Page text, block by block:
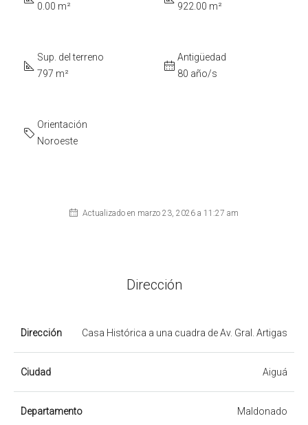
0.00 m²
922.00 m²
Sup. del terreno
797 m²
Antigüedad
80 año/s
Orientación
Noroeste
Actualizado en marzo 23, 2026 a 11:27 am
Dirección
Dirección Casa Histórica a una cuadra de Av. Gral. Artigas
Ciudad Aiguá
Departamento Maldonado